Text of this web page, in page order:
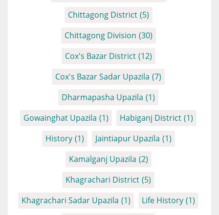
Chittagong District (5)
Chittagong Division (30)
Cox's Bazar District (12)
Cox's Bazar Sadar Upazila (7)
Dharmapasha Upazila (1)
Gowainghat Upazila (1) Habiganj District (1)
History (1) Jaintiapur Upazila (1)
Kamalganj Upazila (2)
Khagrachari District (5)
Khagrachari Sadar Upazila (1) Life History (1)